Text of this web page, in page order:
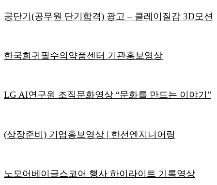
공단기(공무원 단기합격) 광고 – 클레이질감 3D모션
한국희귀필수의약품센터 기관홍보영상
LG AI연구원 조직문화영상 “문화를 만드는 이야기”
(상장준비) 기업홍보영상 | 한선엔지니어링
노모어베이글스코어 행사 하이라이트 기록영상